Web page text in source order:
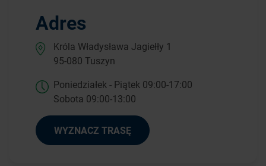
Adres
Króla Władysława Jagiełły 1
95-080 Tuszyn
Poniedziałek - Piątek 09:00-17:00
Sobota 09:00-13:00
WYZNACZ TRASĘ